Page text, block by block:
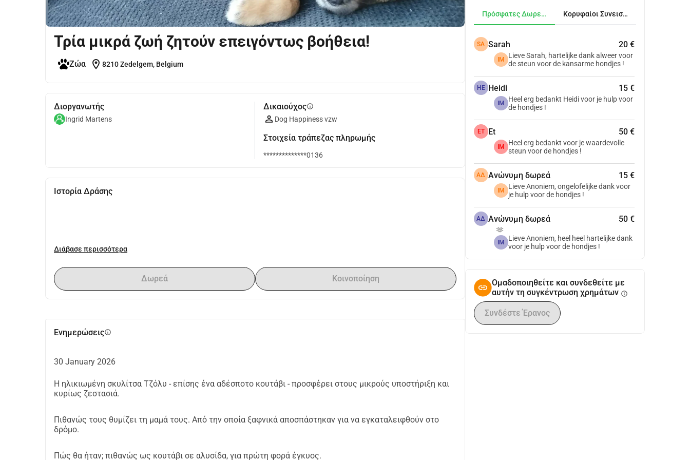
Τρία μικρά ζωή ζητούν επειγόντως βοήθεια!
Ζώα location_on 8210 Zedelgem, Belgium
Διοργανωτής
Ingrid Martens
Δικαιούχοςinfo
Dog Happiness vzw
Στοιχεία τράπεζας πληρωμής
**************0136
Ιστορία Δράσης
Διάβασε περισσότερα
Δωρεά Κοινοποίηση
Ενημερώσειςinfo
30 January 2026
Η ηλικιωμένη σκυλίτσα Τζόλυ - επίσης ένα αδέσποτο κουτάβι - προσφέρει στους μικρούς υποστήριξη και
κυρίως ζεστασιά.
Πιθανώς τους θυμίζει τη μαμά τους. Από την οποία ξαφνικά αποσπάστηκαν για να εγκαταλειφθούν στο
δρόμο.
Πώς θα ήταν; πιθανώς ως κουτάβι σε αλυσίδα, για πρώτη φορά έγκυος.
Πρόσφατες Δωρεές Κορυφαίοι Συνεισφέροντες
SA Sarah 20 €
IM
Lieve Sarah, hartelijke dank alweer voor
de steun voor de kansarme hondjes !
HE Heidi 15 €
IM
Heel erg bedankt Heidi voor je hulp voor
de hondjes !
ET Et 50 €
IM
Heel erg bedankt voor je waardevolle
steun voor de hondjes !
ΑΔ Ανώνυμη δωρεά 15 €
IM
Lieve Anoniem, ongelofelijke dank voor
je hulp voor de hondjes !
ΑΔ Ανώνυμη δωρεά 50 €
🫶
IM
Lieve Anoniem, heel heel hartelijke dank
voor je hulp voor de hondjes !
Ομαδοποιηθείτε και συνδεθείτε με
αυτήν τη συγκέντρωση χρημάτων info
Συνδέστε Έρανος